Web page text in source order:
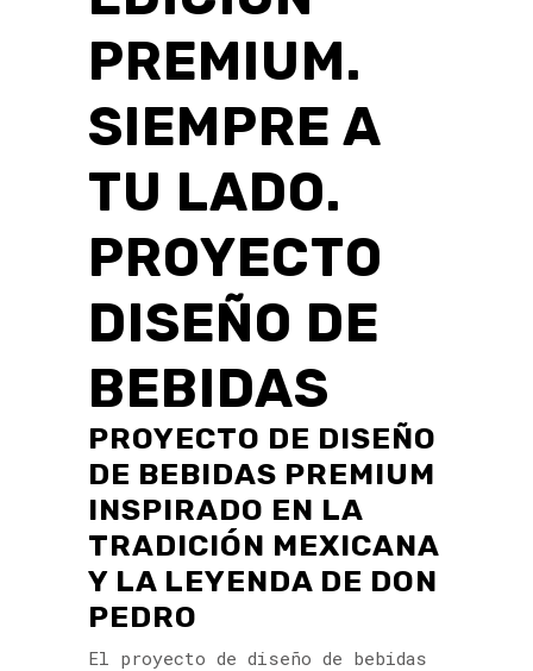
PREMIUM.
SIEMPRE A
TU LADO.
PROYECTO
DISEÑO DE
BEBIDAS
PROYECTO DE DISEÑO
DE BEBIDAS PREMIUM
INSPIRADO EN LA
TRADICIÓN MEXICANA
Y LA LEYENDA DE DON
PEDRO
El proyecto de diseño de bebidas